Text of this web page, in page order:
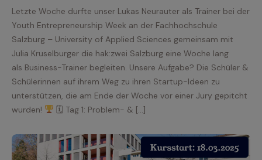
Letzte Woche durfte unser Lukas Neurauter als Trainer bei der
Youth Entrepreneurship Week an der Fachhochschule
Salzburg – University of Applied Sciences gemeinsam mit
Julia Kruselburger die hak:zwei Salzburg eine Woche lang
als Business-Trainer begleiten. Unsere Aufgabe? Die Schüler &
Schülerinnen auf ihrem Weg zu ihren Startup-Ideen zu
unterstützen, die am Ende der Woche vor einer Jury gepitcht
wurden!
🗓 Tag 1: Problem- & […]